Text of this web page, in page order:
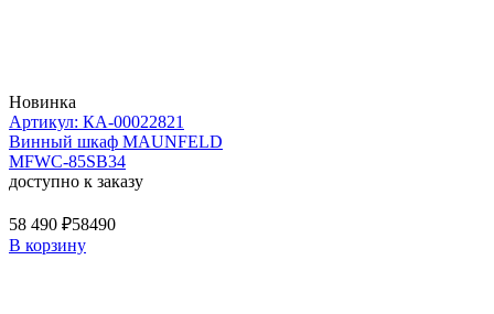
Новинка
Артикул: КА-00022821
Винный шкаф MAUNFELD
MFWC-85SB34
доступно к заказу
58 490 ₽58490
В корзину